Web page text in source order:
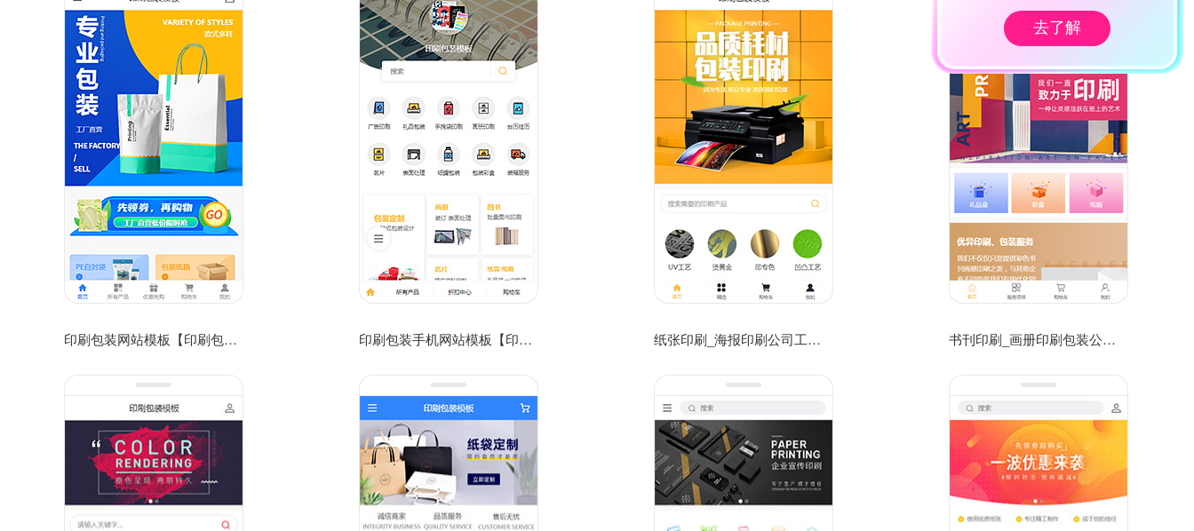
印刷包装网站模板【印刷包装企业网站模板】 印刷包装手机网站模板【印刷包装商城模板】 纸张印刷_海报印刷公司工作室网店移动网站模板 书刊印刷_画册印刷包装公司官网手机网站模板
去了解